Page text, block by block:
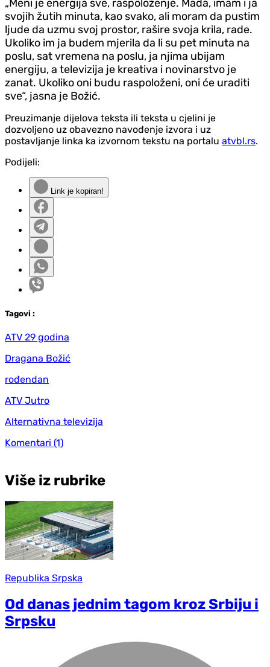
„Meni je energija sve, raspoloženje. Mada, imam i ja
svojih žutih minuta, kao svako, ali moram da pustim
ljude da uzmu svoj prostor, rašire svoja krila, rade.
Ukoliko im ja budem mjerila da li su pet minuta na
poslu, sat vremena na poslu, ja njima ubijam
energiju, a televizija je kreativa i novinarstvo je
zanat. Ukoliko oni budu raspoloženi, oni će uraditi
sve“, jasna je Božić.
Preuzimanje dijelova teksta ili teksta u cjelini je
dozvoljeno uz obavezno navođenje izvora i uz
postavljanje linka ka izvornom tekstu na portalu atvbl.rs.
Podijeli:
Link je kopiran!
Tagovi :
ATV 29 godina
Dragana Božić
rođendan
ATV Jutro
Alternativna televizija
Komentari (1)
Više iz rubrike
Republika Srpska
Od danas jednim tagom kroz Srbiju i
Srpsku